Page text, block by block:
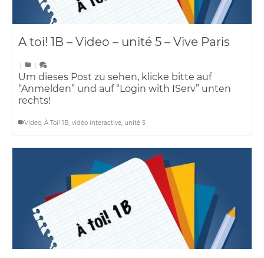
A toi! 1B – Video – unité 5 – Vive Paris
| |
Um dieses Post zu sehen, klicke bitte auf
“Anmelden” und auf “Login with IServ” unten
rechts!
Video, À Toi! 1B, vidéo interactive, unité 5